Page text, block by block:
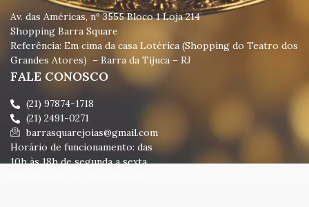
Av. das Américas, nº 3555 Bloco 1 Loja 214
Shopping Barra Square
Referência: Em cima da casa Lotérica (Shopping do Teatro dos
Grandes Atores) – Barra da Tijuca – RJ
FALE CONOSCO
(21) 97874-1718
(21) 2491-0271
barrasquarejoias@gmail.com
Horário de funcionamento: das
10h às 18h de segunda a sexta.